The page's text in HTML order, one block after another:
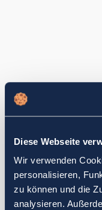
Diese Webseite
Wir verwenden
personalisieren,
zu können und die
analysieren.